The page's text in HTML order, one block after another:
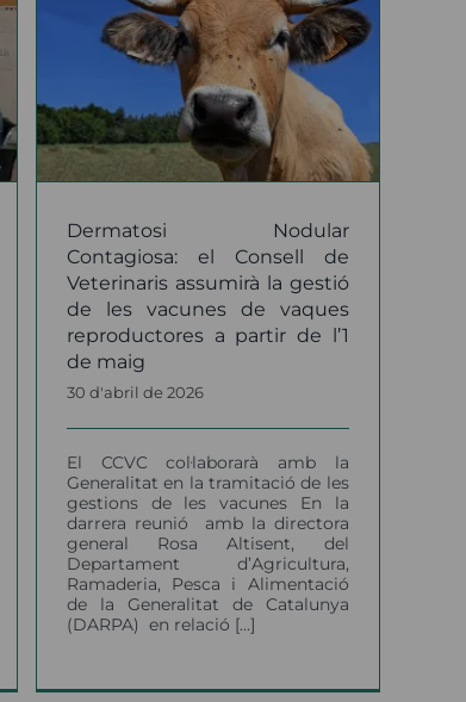
Dermatosi Nodular
Contagiosa: el Consell de
Veterinaris assumirà la gestió
de les vacunes de vaques
reproductores a partir de l’1
de maig
30 d'abril de 2026
El CCVC col·laborarà amb la
Generalitat en la tramitació de les
gestions de les vacunes En la
darrera reunió amb la directora
general Rosa Altisent, del
Departament d’Agricultura,
Ramaderia, Pesca i Alimentació
de la Generalitat de Catalunya
(DARPA) en relació [...]